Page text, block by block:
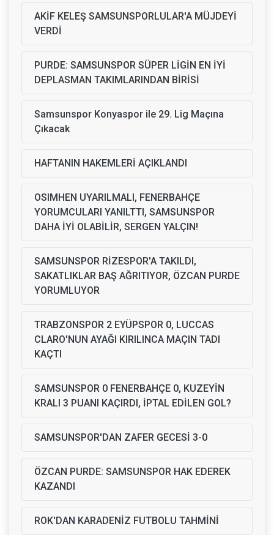
AKİF KELEŞ SAMSUNSPORLULAR'A MÜJDEYİ
VERDİ
PURDE: SAMSUNSPOR SÜPER LİGİN EN İYİ
DEPLASMAN TAKIMLARINDAN BİRİSİ
Samsunspor Konyaspor ile 29. Lig Maçına
Çıkacak
HAFTANIN HAKEMLERİ AÇIKLANDI
OSIMHEN UYARILMALI, FENERBAHÇE
YORUMCULARI YANILTTI, SAMSUNSPOR
DAHA İYİ OLABİLİR, SERGEN YALÇIN!
SAMSUNSPOR RİZESPOR'A TAKILDI,
SAKATLIKLAR BAŞ AĞRITIYOR, ÖZCAN PURDE
YORUMLUYOR
TRABZONSPOR 2 EYÜPSPOR 0, LUCCAS
CLARO'NUN AYAĞI KIRILINCA MAÇIN TADI
KAÇTI
SAMSUNSPOR 0 FENERBAHÇE 0, KUZEYİN
KRALI 3 PUANI KAÇIRDI, İPTAL EDİLEN GOL?
SAMSUNSPOR'DAN ZAFER GECESİ 3-0
ÖZCAN PURDE: SAMSUNSPOR HAK EDEREK
KAZANDI
ROK'DAN KARADENİZ FUTBOLU TAHMİNİ